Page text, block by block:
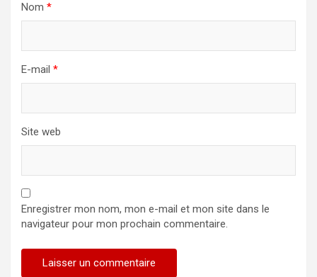
Nom *
E-mail *
Site web
Enregistrer mon nom, mon e-mail et mon site dans le
navigateur pour mon prochain commentaire.